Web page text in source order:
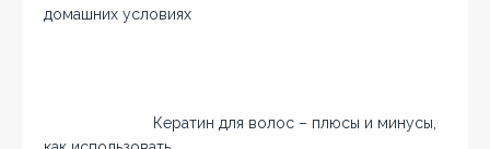
домашних условиях
Кератин для волос – плюсы и минусы,